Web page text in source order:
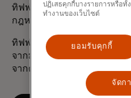
ทิฟฟานี่ได้รับการยกย่องให้เ
กฎหมายประจำปี 2025 โดยมู
ทิฟฟานี่สำเร็จการศึกษาระ
จากมหาวิทยาลัยดุ๊ก และป
จากคณะนิติศาสตร์ มหาวิทย
ปฏิเสธคุกกี้บางรายการหรือ
ทำงานของเว็บไซต์
ยอมรับคุกกี้
จัดก